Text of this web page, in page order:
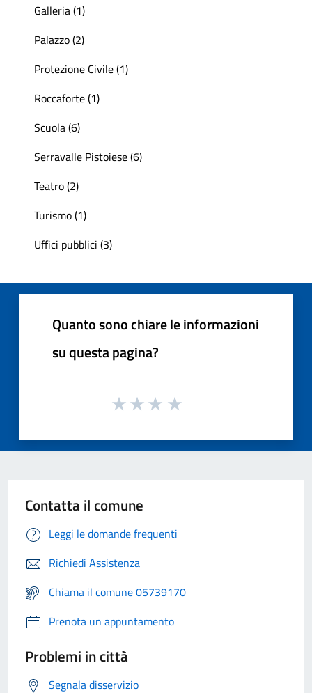
Galleria (1)
Palazzo (2)
Protezione Civile (1)
Roccaforte (1)
Scuola (6)
Serravalle Pistoiese (6)
Teatro (2)
Turismo (1)
Uffici pubblici (3)
Quanto sono chiare le informazioni
su questa pagina?
Contatta il comune
Leggi le domande frequenti
Richiedi Assistenza
Chiama il comune 05739170
Prenota un appuntamento
Problemi in città
Segnala disservizio